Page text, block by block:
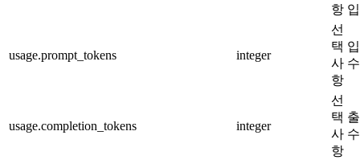
항
usage.prompt_tokens integer
선
택
사
항
usage.completion_tokens integer
선
택
사
항